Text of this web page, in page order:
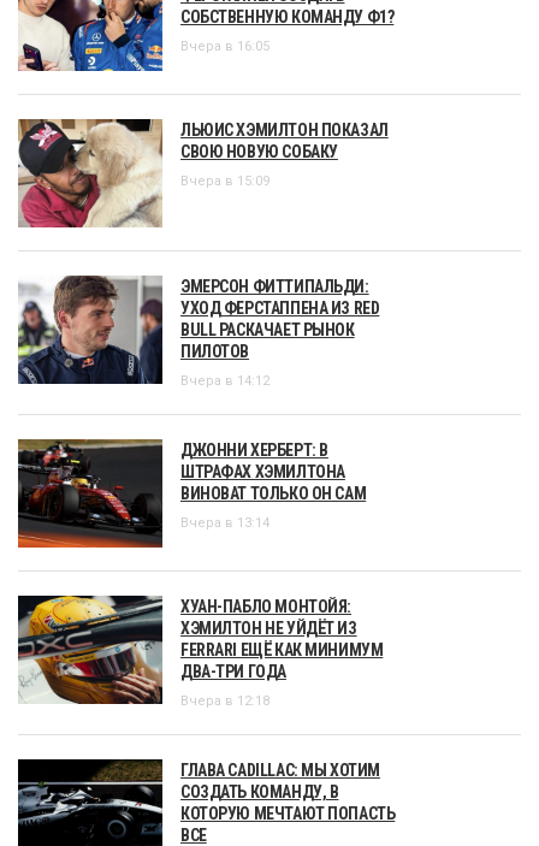
СОБСТВЕННУЮ КОМАНДУ Ф1?
Вчера в 16:05
ЛЬЮИС ХЭМИЛТОН ПОКАЗАЛ
СВОЮ НОВУЮ СОБАКУ
Вчера в 15:09
ЭМЕРСОН ФИТТИПАЛЬДИ:
УХОД ФЕРСТАППЕНА ИЗ RED
BULL РАСКАЧАЕТ РЫНОК
ПИЛОТОВ
Вчера в 14:12
ДЖОННИ ХЕРБЕРТ: В
ШТРАФАХ ХЭМИЛТОНА
ВИНОВАТ ТОЛЬКО ОН САМ
Вчера в 13:14
ХУАН-ПАБЛО МОНТОЙЯ:
ХЭМИЛТОН НЕ УЙДЁТ ИЗ
FERRARI ЕЩЁ КАК МИНИМУМ
ДВА-ТРИ ГОДА
Вчера в 12:18
ГЛАВА CADILLAC: МЫ ХОТИМ
СОЗДАТЬ КОМАНДУ, В
КОТОРУЮ МЕЧТАЮТ ПОПАСТЬ
ВСЕ